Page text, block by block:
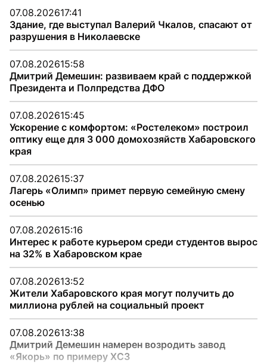
07.08.202617:41
Здание, где выступал Валерий Чкалов, спасают от
разрушения в Николаевске
07.08.202615:58
Дмитрий Демешин: развиваем край с поддержкой
Президента и Полпредства ДФО
07.08.202615:45
Ускорение с комфортом: «Ростелеком» построил
оптику еще для 3 000 домохозяйств Хабаровского
края
07.08.202615:37
Лагерь «Олимп» примет первую семейную смену
осенью
07.08.202615:16
Интерес к работе курьером среди студентов вырос
на 32% в Хабаровском крае
07.08.202613:52
Жители Хабаровского края могут получить до
миллиона рублей на социальный проект
07.08.202613:38
Дмитрий Демешин намерен возродить завод
«Якорь» по примеру ХСЗ